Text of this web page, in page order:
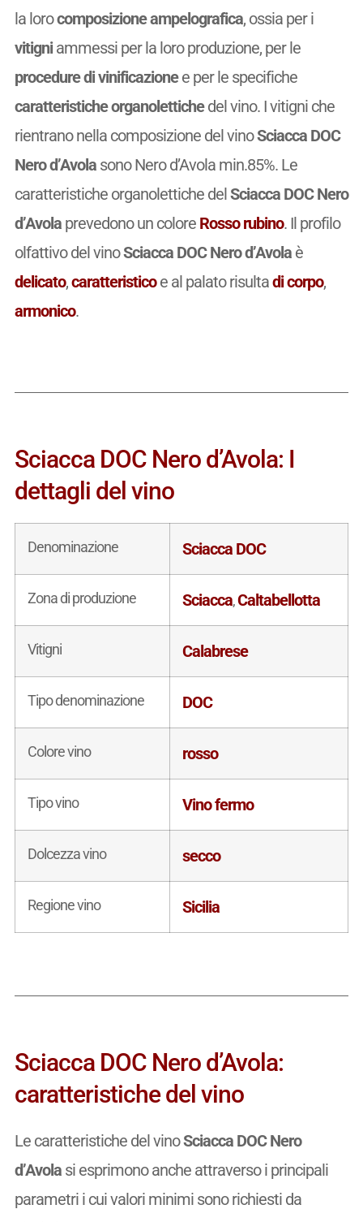
la lorocomposizione ampelografica, ossia per i
vitigniammessi per la loro produzione, per le
procedure di vinificazionee per le specifiche
caratteristiche organolettichedel vino. I vitigni che
rientrano nella composizione del vinoSciacca DOC
Nero d’Avolasono Nero d’Avola min.85%. Le
caratteristiche organolettiche delSciacca DOC Nero
d’Avolaprevedono un colore Rosso rubino. Il profilo
olfattivo del vinoSciacca DOC Nero d’Avolaè
delicato,caratteristicoe al palato risultadi corpo,
armonico.
Sciacca DOC Nero d’Avola: I
dettagli del vino
Denominazione Sciacca DOC
Zona di produzione Sciacca,Caltabellotta
Vitigni Calabrese
Tipo denominazione DOC
Colore vino rosso
Tipo vino Vino fermo
Dolcezza vino secco
Regione vino Sicilia
Sciacca DOC Nero d’Avola:
caratteristiche del vino
Le caratteristiche del vinoSciacca DOC Nero
d’Avolasi esprimono anche attraverso i principali
parametri i cui valori minimi sono richiesti da